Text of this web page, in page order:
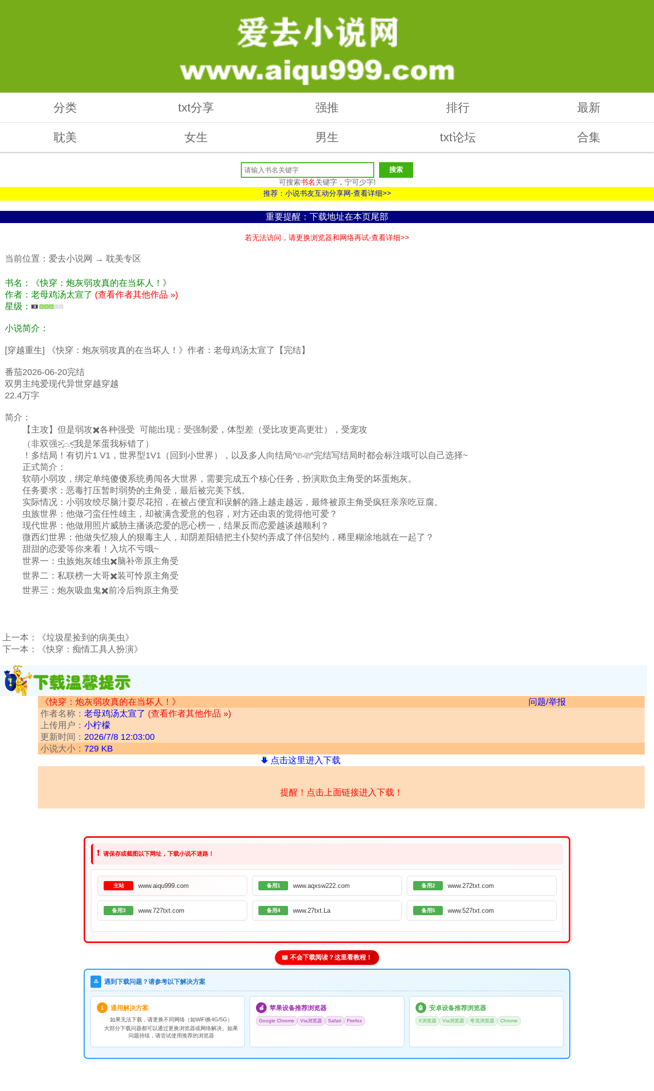
分类 txt分享 强推 排行 最新
耽美 女生 男生 txt论坛 合集
可搜索书名关键字，宁可少字!
推荐：小说书友互动分享网-查看详细>>
重要提醒：下载地址在本页尾部
若无法访问，请更换浏览器和网络再试-查看详细>>
当前位置： 爱去小说网 → 耽美专区
书名：《快穿：炮灰弱攻真的在当坏人！》
作者：老母鸡汤太宣了 (查看作者其他作品 »)
星级：
小说简介：
[穿越重生] 《快穿：炮灰弱攻真的在当坏人！》作者：老母鸡汤太宣了【完结】
番茄2026-06-20完结
双男主纯爱现代异世穿越穿越
22.4万字
简介：
【主攻】但是弱攻✖️各种强受 可能出现：受强制爱，体型差（受比攻更高更壮），受宠攻
（非双强˃̣̣̥᷄⌓˂̣̣̥᷅我是笨蛋我标错了）
！多结局！有切片1 V1，世界型1V1（回到小世界），以及多人向结局^⎚˕⎚^完结写结局时都会标注哦可以自己选择~
正式简介：
软萌小弱攻，绑定单纯傻傻系统勇闯各大世界，需要完成五个核心任务，扮演欺负主角受的坏蛋炮灰。
任务要求：恶毒打压暂时弱势的主角受，最后被完美下线。
实际情况：小弱攻绞尽脑汁耍尽花招，在被占便宜和误解的路上越走越远，最终被原主角受疯狂亲亲吃豆腐。
虫族世界：他做刁蛮任性雄主，却被满含爱意的包容，对方还由衷的觉得他可爱？
现代世界：他做用照片威胁主播谈恋爱的恶心榜一，结果反而恋爱越谈越顺利？
微西幻世界：他做失忆狼人的狠毒主人，却阴差阳错把主仆契约弄成了伴侣契约，稀里糊涂地就在一起了？
甜甜的恋爱等你来看！入坑不亏哦~
世界一：虫族炮灰雄虫✖️脑补帝原主角受
世界二：私联榜一大哥✖️装可怜原主角受
世界三：炮灰吸血鬼✖️前冷后狗原主角受
上一本：
《垃圾星捡到的病美虫》
下一本：
《快穿：痴情工具人扮演》
《快穿：炮灰弱攻真的在当坏人！》
问题/举报
作者名称： 老母鸡汤太宣了 (查看作者其他作品 »)
上传用户： 小柠檬
更新时间： 2026/7/8 12:03:00
小说大小： 729 KB
点击这里进入下载
提醒！点击上面链接进入下载！
❗ 请保存或截图以下网址，下载小说不迷路！
主站 www.aiqu999.com 备用1 www.aqxsw222.com 备用2 www.272txt.com
备用3 www.727txt.com 备用4 www.27txt.La 备用5 www.527txt.com
📖 不会下载阅读？这里看教程！
⚠️ 遇到下载问题？请参考以下解决方案
1 通用解决方案
如果无法下载，请更换不同网络（如WiFi换4G/5G）
大部分下载问题都可以通过更换浏览器或网络解决。如果
问题持续，请尝试使用推荐的浏览器
🍎 苹果设备推荐浏览器
Google Chrome Via浏览器 Safari Firefox
🤖 安卓设备推荐浏览器
X浏览器 Via浏览器 夸克浏览器 Chrome